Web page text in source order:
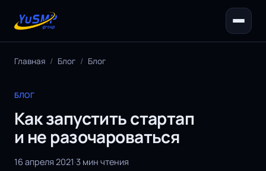
Главная / Блог / Блог
БЛОГ
Как запустить стартап
и не разочароваться
16 апреля 2021·3 мин чтения